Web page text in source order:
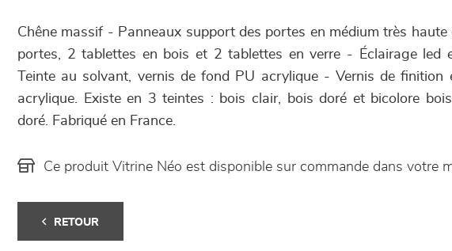
Chêne massif - Panneaux support des portes en médium très
portes, 2 tablettes en bois et 2 tablettes en verre - Éclairage led
Teinte au solvant, vernis de fond PU acrylique - Vernis de finition
acrylique. Existe en 3 teintes : bois clair, bois doré et bicolore
doré. Fabriqué en France.
Ce produit Vitrine Néo est disponible sur commande dans votre
RETOUR